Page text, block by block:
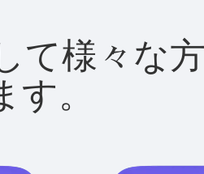
て様々な
。